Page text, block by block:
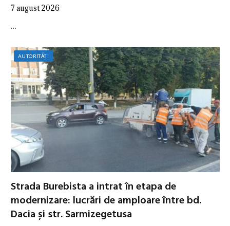
7 august 2026
…
AUTORITĂȚI
Strada Burebista a intrat în etapa de
modernizare: lucrări de amploare între bd.
Dacia și str. Sarmizegetusa